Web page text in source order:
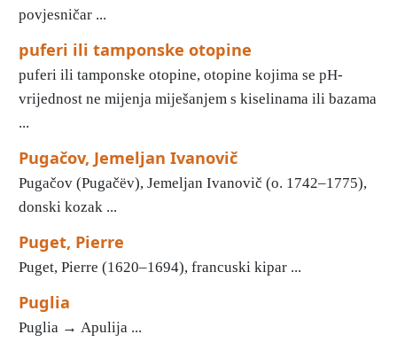
povjesničar ...
puferi ili tamponske otopine
puferi ili tamponske otopine, otopine kojima se pH-
vrijednost ne mijenja miješanjem s kiselinama ili bazama
...
Pugačov, Jemeljan Ivanovič
Pugačov (Pugačëv), Jemeljan Ivanovič (o. 1742–1775),
donski kozak ...
Puget, Pierre
Puget, Pierre (1620–1694), francuski kipar ...
Puglia
Puglia → Apulija ...